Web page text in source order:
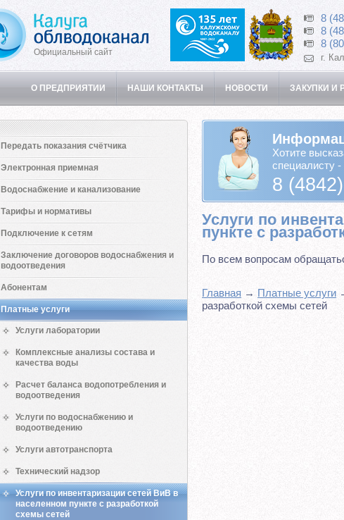
Официальный сайт
8
8
8
г.
О ПРЕДПРИЯТИИ НАШИ КОНТАКТЫ НОВОСТИ ЗАКУПКИ И
Передать показания счётчика
Электронная приемная
Водоснабжение и канализование
Тарифы и нормативы
Подключение к сетям
Заключение договоров водоснабжения и
водоотведения
Абонентам
Платные услуги
Услуги лаборатории
Комплексные анализы состава и
качества воды
Расчет баланса водопотребления и
водоотведения
Услуги по водоснабжению и
водоотведению
Услуги автотранспорта
Технический надзор
Услуги по инвентаризации сетей ВиВ в
населенном пункте с разработкой
схемы сетей
Хотите
специалисту -
8
Услуги по
пункте с
По всем вопросам
Главная → Платные услуги
разработкой схемы сетей